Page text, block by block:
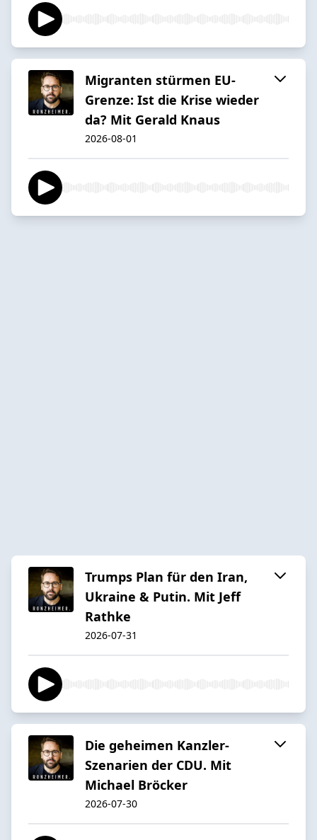
Migranten stürmen EU-
Grenze: Ist die Krise wieder
da? Mit Gerald Knaus
2026-08-01
Trumps Plan für den Iran,
Ukraine & Putin. Mit Jeff
Rathke
2026-07-31
Die geheimen Kanzler-
Szenarien der CDU. Mit
Michael Bröcker
2026-07-30